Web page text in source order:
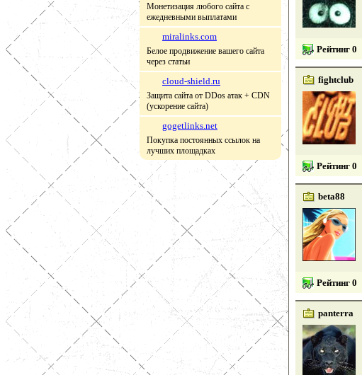
Монетизация любого сайта с
ежедневными выплатами
miralinks.com
Белое продвижение вашего сайта
через статьи
cloud-shield.ru
Защита сайта от DDos атак + CDN
(ускорение сайта)
gogetlinks.net
Покупка постоянных ссылок на
лучших площадках
Рейтинг 0
fightclub
Рейтинг 0
beta88
Рейтинг 0
panterra